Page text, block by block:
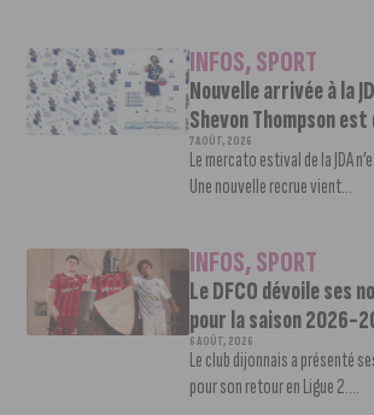
INFOS,SPORT
Nouvelle arrivée à la
Shevon Thompson
7 AOÛT, 2026
Le mercato estival de la JDA
Une nouvelle recrue vient...
INFOS,SPORT
Le DFCO dévoile ses
pour la saison 2026-
6 AOÛT, 2026
Le club dijonnais a présenté
pour son retour en Ligue 2....